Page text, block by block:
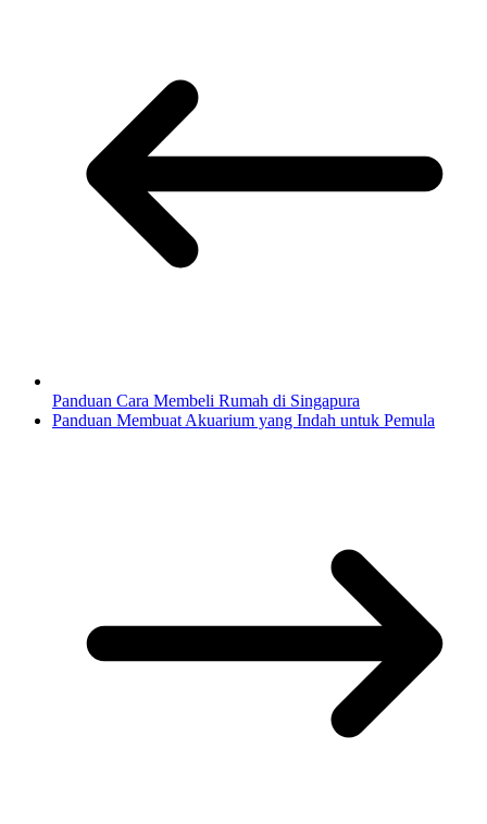
Panduan Cara Membeli Rumah di Singapura
Panduan Membuat Akuarium yang Indah untuk Pemula